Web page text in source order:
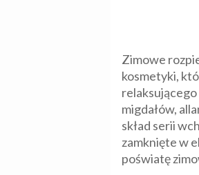
Zimowe
kosmetyki,
relaksującego
migdałów,
skład serii
zamknięte w
poświatę